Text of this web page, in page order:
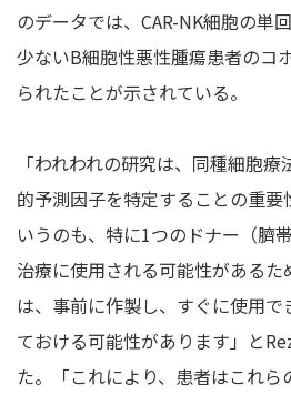
のデータでは、CAR-NK細胞の単
少ないB細胞性悪性腫瘍患者のコ
られたことが示されている。
「われわれの研究は、同種細胞
的予測因子を特定することの重要
いうのも、特に1つのドナー（臍
治療に使用される可能性があるた
は、事前に作製し、すぐに使用
ておける可能性があります」と
た。「これにより、患者はこれ